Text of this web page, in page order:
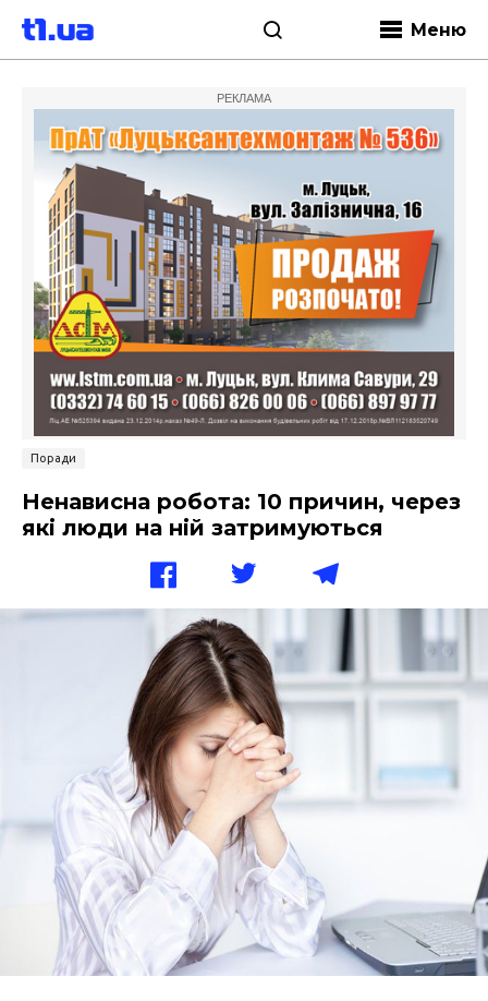
Меню
РЕКЛАМА
Поради
Ненависна робота: 10 причин, через
які люди на ній затримуються